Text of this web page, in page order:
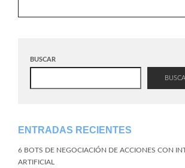
BUSCAR
ENTRADAS RECIENTES
6 BOTS DE NEGOCIACIÓN DE ACCIONES CON
ARTIFICIAL